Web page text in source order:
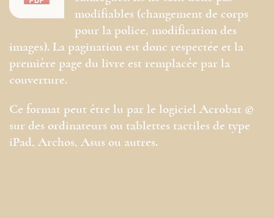
modifiables (changement de corps
pour la police, modification des
images). La pagination est donc respectée et la
première page du livre est remplacée par la
couverture.
Ce format peut être lu par le logiciel Acrobat ©
sur des ordinateurs ou tablettes tactiles de type
iPad, Archos, Asus ou autres.